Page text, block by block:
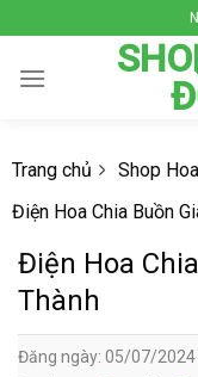
to
content
Trang chủ
Shop
Điện Hoa Chia Buồn
Điện Hoa
Thành
Đăng ngày: 05/07/